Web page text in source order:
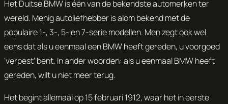
Het Duitse BMW is één van de bekendste automerken ter
wereld. Menig autoliefhebber is alom bekend met de
populaire 1-, 3-, 5- en 7-serie modellen. Men zegt ook wel
eens dat als u eenmaal een BMW heeft gereden, u voorgoed
‘verpest’ bent. In ander woorden: als u eenmaal BMW heeft
gereden, wilt u niet meer terug.
Het begint allemaal op 15 februari 1912, waar het in eerste